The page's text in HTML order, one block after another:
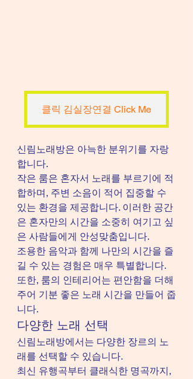
클릭 김실장연결 Click Me
신림노래방은 아늑한 분위기를 자랑
합니다.
작은 룸은 혼자서 노래를 부르기에 적
합하며, 주변 소음이 적어 집중할 수
있는 환경을 제공합니다. 이러한 공간
은 혼자만의 시간을 소중히 여기고 싶
은 사람들에게 안성맞춤입니다.
조용한 음악과 함께 나만의 시간을 즐
길 수 있는 경험은 매우 특별합니다.
또한, 룸의 인테리어는 편안함을 더해
주어 기분 좋은 노래 시간을 만들어 줍
니다.
다양한 노래 선택
신림노래방에서는 다양한 장르의 노
래를 선택할 수 있습니다.
최신 유행곡부터 클래식한 명곡까지,